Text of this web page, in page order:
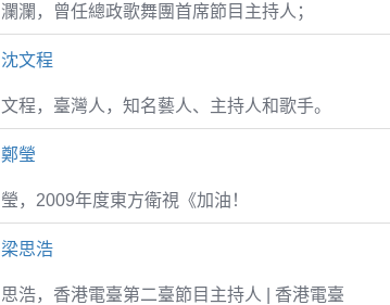
瀾瀾，曾任總政歌舞團首席節目主持人；
沈文程
文程，臺灣人，知名藝人、主持人和歌手。
鄭瑩
瑩，2009年度東方衛視《加油！
梁思浩
思浩，香港電臺第二臺節目主持人 | 香港電臺